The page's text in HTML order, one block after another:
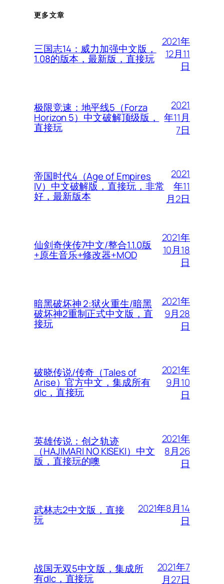
更多文章
三国志14：威力加强中文版，
1.08的版本，最新版，直接玩
2021年
12月11
日
极限竞速：地平线5（Forza
Horizon 5）中文破解顶级版，
直接玩
2021
年11月
7日
帝国时代4（Age of Empires
IV）中文破解版，直接玩，非常
好，最新版本
2021
年11
月2日
仙剑奇侠传7中文/整合1.1.0版
+原生音乐+修改器+MOD
2021年
10月18
日
暗黑破坏神 2:狱火重生/暗黑
破坏神2重制正式中文版，直
接玩
2021年
9月28
日
破晓传说/传奇（Tales of
Arise）官方中文，集成所有
dlc，直接玩
2021年
9月10
日
英雄传说：创之轨迹
（HAJIMARI NO KISEKI）中文
版，直接玩的噢
2021年
8月26
日
武林志2中文版，直接
玩
2021年8月14
日
战国无双5中文版，集成所
有dlc，直接玩
2021年7
月27日